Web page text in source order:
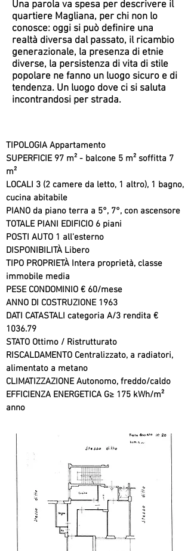
Una parola va spesa per descrivere il
quartiere Magliana, per chi non lo
conosce: oggi si può definire una
realtà diversa dal passato, il ricambio
generazionale, la presenza di etnie
diverse, la persistenza di vita di stile
popolare ne fanno un luogo sicuro e di
tendenza. Un luogo dove ci si saluta
incontrandosi per strada.
TIPOLOGIA Appartamento
SUPERFICIE 97 m² - balcone 5 m² soffitta 7
m²
LOCALI 3 (2 camere da letto, 1 altro), 1 bagno,
cucina abitabile
PIANO da piano terra a 5°, 7°, con ascensore
TOTALE PIANI EDIFICIO 6 piani
POSTI AUTO 1 all'esterno
DISPONIBILITÀ Libero
TIPO PROPRIETÀ Intera proprietà, classe
immobile media
PESE CONDOMINIO € 60/mese
ANNO DI COSTRUZIONE 1963
DATI CATASTALI categoria A/3 rendita €
1036.79
STATO Ottimo / Ristrutturato
RISCALDAMENTO Centralizzato, a radiatori,
alimentato a metano
CLIMATIZZAZIONE Autonomo, freddo/caldo
EFFICIENZA ENERGETICA G≥ 175 kWh/m²
anno